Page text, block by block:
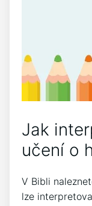
Jak
učení o
V Bibli
lze